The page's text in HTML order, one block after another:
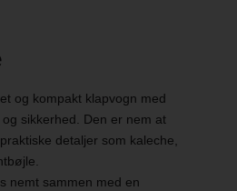
og kompakt klapvogn med
sikkerhed. Den er nem at
detaljer som kaleche,
nemt sammen med en